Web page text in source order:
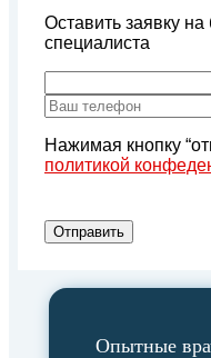
Оставить заявку
специалиста
Нажимая кнопку
политикой
Отправить
Опытные